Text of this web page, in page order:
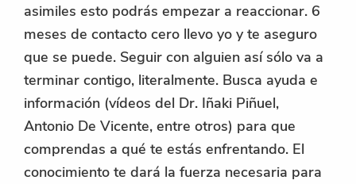
asimiles esto podrás empezar a reaccionar. 6
meses de contacto cero llevo yo y te aseguro
que se puede. Seguir con alguien así sólo va a
terminar contigo, literalmente. Busca ayuda e
información (vídeos del Dr. Iñaki Piñuel,
Antonio De Vicente, entre otros) para que
comprendas a qué te estás enfrentando. El
conocimiento te dará la fuerza necesaria para